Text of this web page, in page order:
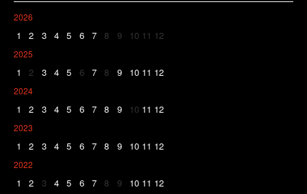
2026
1 2 3 4 5 6 7 8 9 10 11 12
2025
1 2 3 4 5 6 7 8 9 10 11 12
2024
1 2 3 4 5 6 7 8 9 10 11 12
2023
1 2 3 4 5 6 7 8 9 10 11 12
2022
1 2 3 4 5 6 7 8 9 10 11 12